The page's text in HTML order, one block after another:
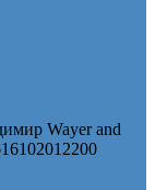
Wayer and